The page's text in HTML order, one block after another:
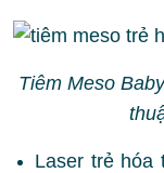
Tiêm Meso
Laser trẻ hóa